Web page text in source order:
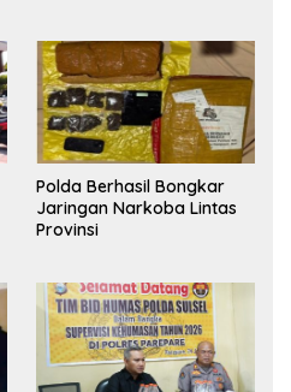
Polda Berhasil Bongkar
Jaringan Narkoba Lintas
Provinsi